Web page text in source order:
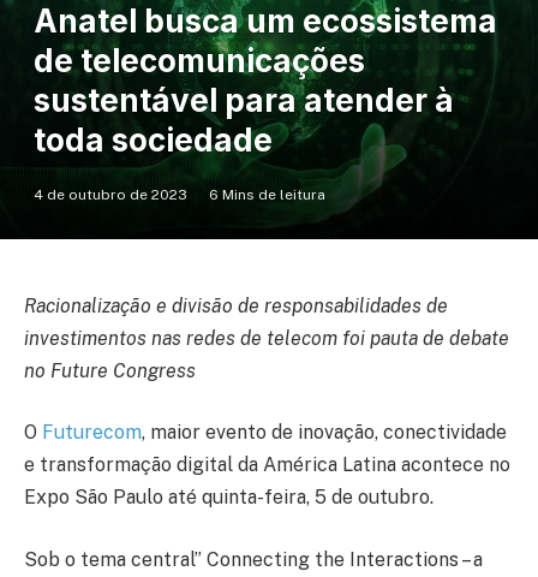
Anatel busca um ecossistema
de telecomunicações
sustentável para atender à
toda sociedade
4 de outubro de 2023 6 Mins de leitura
Racionalização e divisão de responsabilidades de
investimentos nas redes de telecom foi pauta de debate
no Future Congress
O Futurecom, maior evento de inovação, conectividade
e transformação digital da América Latina acontece no
Expo São Paulo até quinta-feira, 5 de outubro.
Sob o tema central” Connecting the Interactions – a